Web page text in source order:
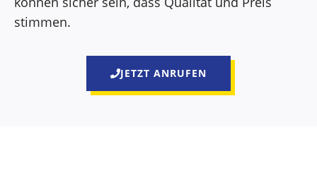
stimmen.
JETZT ANRUFEN